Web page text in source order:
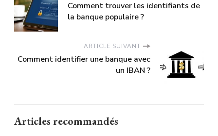
Comment trouver les identifiants de
la banque populaire ?
ARTICLE SUIVANT
Comment identifier une banque avec
un IBAN ?
Articles recommandés